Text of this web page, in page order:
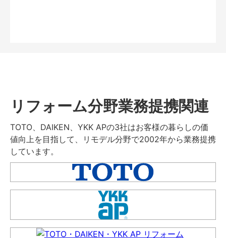
リフォーム分野業務提携関連
TOTO、DAIKEN、YKK APの3社はお客様の暮らしの価
値向上を目指して、リモデル分野で2002年から業務提携
しています。